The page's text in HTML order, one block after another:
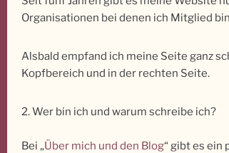
Organisationen bei denen ich Mitglied
Alsbald empfand ich meine Seite ganz
Kopfbereich und in der rechten Seite.
2. Wer bin ich und warum schreibe ich?
Bei „Über mich und den Blog“ gibt es ein